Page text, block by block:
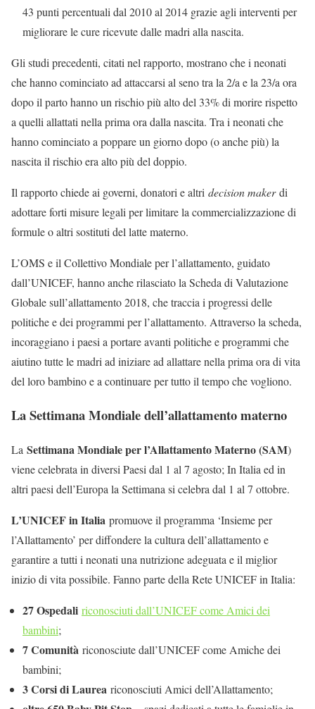
43 punti percentuali dal 2010 al 2014 grazie agli interventi per
migliorare le cure ricevute dalle madri alla nascita.
Gli studi precedenti, citati nel rapporto, mostrano che i neonati
che hanno cominciato ad attaccarsi al seno tra la 2/a e la 23/a ora
dopo il parto hanno un rischio più alto del 33% di morire rispetto
a quelli allattati nella prima ora dalla nascita. Tra i neonati che
hanno cominciato a poppare un giorno dopo (o anche più) la
nascita il rischio era alto più del doppio.
Il rapporto chiede ai governi, donatori e altri decision makerdi
adottare forti misure legali per limitare la commercializzazione di
formule o altri sostituti del latte materno.
L’OMS e il Collettivo Mondiale per l’allattamento, guidato
dall’UNICEF, hanno anche rilasciato la Scheda di Valutazione
Globale sull’allattamento 2018, che traccia i progressi delle
politiche e dei programmi per l’allattamento. Attraverso la scheda,
incoraggiano i paesi a portare avanti politiche e programmi che
aiutino tutte le madri ad iniziare ad allattare nella prima ora di vita
del loro bambino e a continuare per tutto il tempo che vogliono.
La Settimana Mondiale dell’allattamento materno
La Settimana Mondiale per l’Allattamento Materno (SAM)
viene celebrata in diversi Paesi dal 1 al 7 agosto; In Italia ed in
altri paesi dell’Europa la Settimana si celebra dal 1 al 7 ottobre.
L’UNICEF in Italia promuove il programma ‘Insieme per
l’Allattamento’ per diffondere la cultura dell’allattamento e
garantire a tutti i neonati una nutrizione adeguata e il miglior
inizio di vita possibile. Fanno parte della Rete UNICEF in Italia:
27 Ospedali riconosciuti dall’UNICEF come Amici dei
bambini;
7 Comunità riconosciute dall’UNICEF come Amiche dei
bambini;
3 Corsi di Laurea riconosciuti Amici dell’Allattamento;